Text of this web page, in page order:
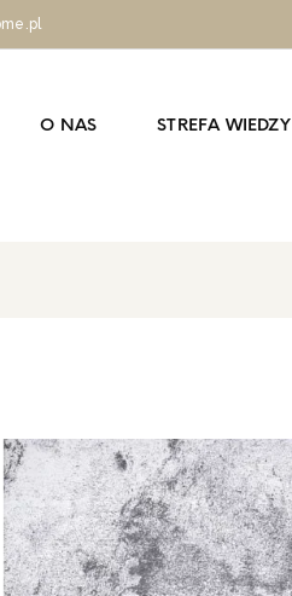
O NAS STREFA WIEDZY